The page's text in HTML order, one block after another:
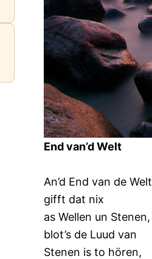
End van’d Welt
An’d End van de Welt
gifft dat nix
as Wellen un Stenen,
blot’s de Luud van
Stenen is to hören,